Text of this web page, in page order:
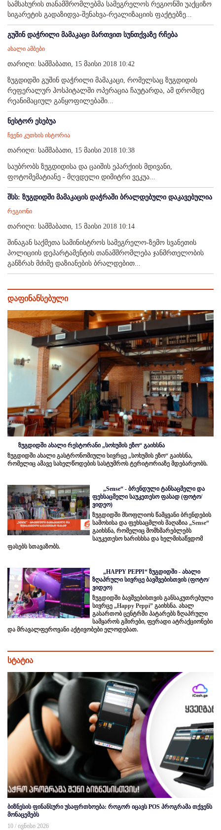
სამსახურის თანამშრომლებმა სამეგრელოს რეგიონში უაქციზო
სიგარეტის გადაზიდვა-შენახვა-რეალიზაციის ფაქტებზე...
გუშინ დაჭრილი მამაკაცი მართვით სუნთქვაზე რჩება
ახალი ამბები
თარიღი: სამშაბათი, 15 მაისი 2018 10:42
ზუგდიდში გუშინ დაჭრილი მამაკაცი, რომელსაც ზუგდიდის
რეფერალურ ჰოსპიტალში ოპერაცია ჩაუტარდა, ამ დრომდე
რეანიმაციულ განყოფილებაში...
ნესტორ ესებუა
ჩვენი კუთხის ისტორია
თარიღი: სამშაბათი, 15 მაისი 2018 10:38
საუბრობს ზუგდიდისა და ცაიშის ეპარქიის მდივანი,
ფოტომემატიანე - მღვდელი დიმიტრი ვეკუა...
შსს: ზუგდიდში მამაკაცის დაჭრაში ბრალდებული დაკავებულია
რეგიონი
თარიღი: სამშაბათი, 15 მაისი 2018 10:14
შინაგან საქმეთა სამინისტროს სამეგრელო-ზემო სვანეთის
პოლიციის დეპარტამენტის თანამშრომლება ჯანმრთელობის
განზრახ მძიმე დაზიანების ბრალდებით...
დაფინანსებული
ზუგდიდში ახალი რესტორანი „სოხუმის ეზო“ გაიხსნა
ზუგდიდში ახალი გასტრონომიული სივრცე „სოხუმის ეზო“ გაიხსნა,
რომელიც ამავე სახელწოდების სასტუმროს ტერიტორიაზე მდებარეობს.
„Sense“ - ბრენდული ტანსაცმელი და
ფეხსაცმელი საუკეთესო ფასად (ფოტო/
ვიდეო)
ზუგდიდში მსოფლიოს წამყვანი ბრენდების
სამოსისა და ფეხსაცმლის მაღაზია „Sense“
გაიხსნა, რომელიც მომხმარებლებს
საუკეთესო ხარისხსა და ხელმისაწვდომ
ფასებს სთავაზობს.
„HAPPY PEPPI“ ზუგდიდში - ახალი
ზღაპრული სივრცე ბავშვებისთვის (ფოტო/
ვიდეო)
ზუგდიდში ბავშვებისთვის განსაკუთრებული
სივრცე „Happy Peppi” გაიხსნა. ახალ
გასართობ ცენტრში პატარებს ზღაპრული
სამყაროს გმირები, ფერადი ატრაქციონები
და მრავალფეროვანი აქტივობები ელოდებათ.
სტატია
ბიზნესის ფინანსური უსაფრთხოება: როგორ იცავს POS პროგრამა თქვენს
მონაცემებს
10 / ივნისი 2026